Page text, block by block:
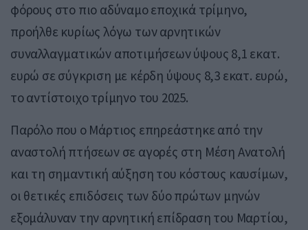
φόρους στο πιο αδύναμο εποχικά τρίμηνο,
προήλθε κυρίως λόγω των αρνητικών
συναλλαγματικών αποτιμήσεων ύψους 8,1 εκατ.
ευρώ σε σύγκριση με κέρδη ύψους 8,3 εκατ. ευρώ,
το αντίστοιχο τρίμηνο του 2025.
Παρόλο που ο Μάρτιος επηρεάστηκε από την
αναστολή πτήσεων σε αγορές στη Μέση Ανατολή
και τη σημαντική αύξηση του κόστους καυσίμων,
οι θετικές επιδόσεις των δύο πρώτων μηνών
εξομάλυναν την αρνητική επίδραση του Μαρτίου,